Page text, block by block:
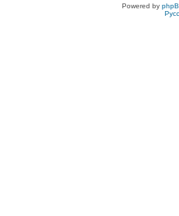
Powered by